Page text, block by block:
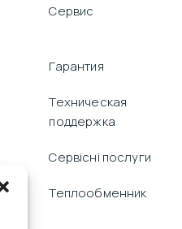
Сервис
Гарантия
Техническая
поддержка
Сервісні послуги
Теплообменник